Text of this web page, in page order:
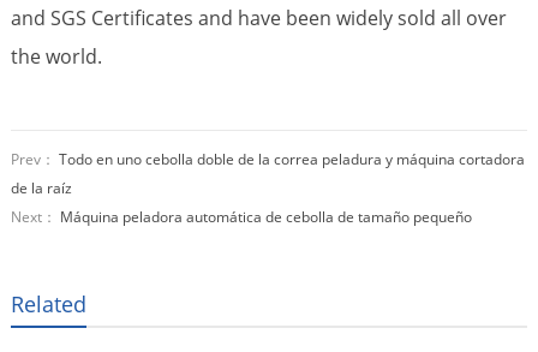
and SGS Certificates and have been widely sold all over
the world.
Prev： Todo en uno cebolla doble de la correa peladura y máquina cortadora
de la raíz
Next： Máquina peladora automática de cebolla de tamaño pequeño
Related